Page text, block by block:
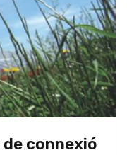
connexió